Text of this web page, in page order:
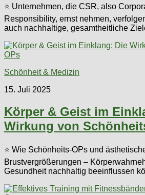
⭐ Unternehmen, die CSR, also
Responsibility, ernst nehmen,
auch nachhaltige, gesamtheitliche
Schönheit & Medizin
15. Juli 2025
Körper & Geist im
Wirkung von
⭐ Wie Schönheits-OPs und
Brustvergrößerungen –
Gesundheit nachhaltig beeinflussen